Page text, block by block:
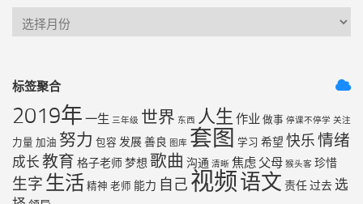
标签聚合
2019年 一生 三年级 世界 东西 人生 作业 做事 停课不停学 关注
力量 加油 努力 包容 发展善良 图库 套图 学习 希望 快乐情绪
成长 教育 格子老师梦想 歌曲 沟通 清晰 焦虑 父母 猴头客 珍惜
生字 生活 精神 老师 能力 自己 视频语文 责任过去 选